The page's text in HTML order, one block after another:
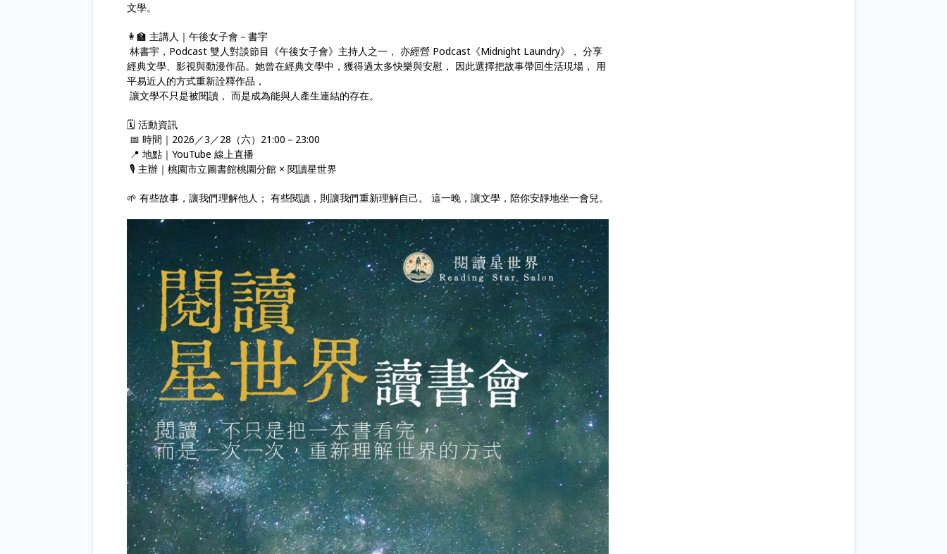
文學。
👩‍🏫 主講人｜午後女子會－書宇
林書宇，Podcast 雙人對談節目《午後女子會》主持人之一， 亦經營 Podcast《Midnight Laundry》， 分享
經典文學、影視與動漫作品。她曾在經典文學中，獲得過太多快樂與安慰， 因此選擇把故事帶回生活現場， 用
平易近人的方式重新詮釋作品，
讓文學不只是被閱讀， 而是成為能與人產生連結的存在。
🗓 活動資訊
📅 時間｜2026／3／28（六）21:00－23:00
📍 地點｜YouTube 線上直播
🎙 主辦｜桃園市立圖書館桃園分館 × 閱讀星世界
🌱 有些故事，讓我們理解他人； 有些閱讀，則讓我們重新理解自己。 這一晚，讓文學，陪你安靜地坐一會兒。